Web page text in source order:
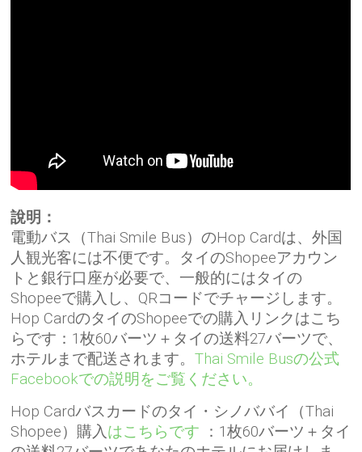
說明：
電動バス（Thai Smile Bus）のHop Cardは、外国
人観光客には不便です。タイのShopeeアカウン
トと銀行口座が必要で、一般的にはタイの
Shopeeで購入し、QRコードでチャージします。
Hop CardのタイのShopeeでの購入リンクはこち
らです：1枚60バーツ＋タイの送料27バーツで、
ホテルまで配送されます。Thai Smile Busの公式
Facebookでの説明をご覧ください。
Hop Cardバスカードのタイ・シノババイ（Thai
Shopee）購入はこちらです ：1枚60バーツ＋タイ